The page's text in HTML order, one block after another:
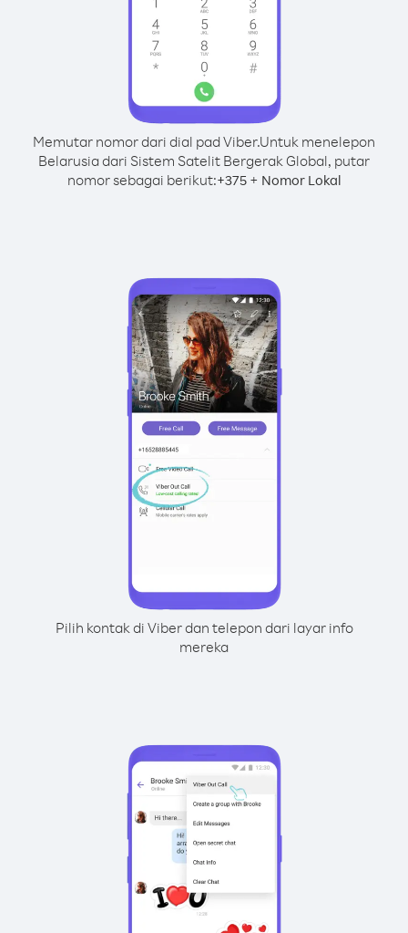
Memutar nomor dari dial pad Viber.Untuk menelepon
Belarusia dari Sistem Satelit Bergerak Global, putar
nomor sebagai berikut:+375+ Nomor Lokal
Pilih kontak di Viber dan telepon dari layar info
mereka